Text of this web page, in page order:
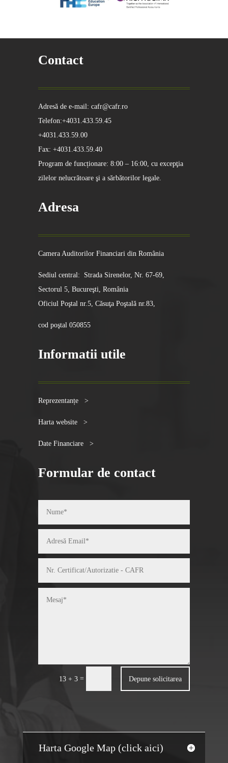
Contact
Adresă de e-mail: cafr@cafr.ro
Telefon:+4031.433.59.45
+4031.433.59.00
Fax: +4031.433.59.40
Program de funcționare: 8:00 – 16:00, cu excepţia
zilelor nelucrătoare şi a sărbătorilor legale.
Adresa
Camera Auditorilor Financiari din România
Sediul central: Strada Sirenelor, Nr. 67-69,
Sectorul 5, Bucureşti, România
Oficiul Poştal nr.5, Căsuţa Poştală nr.83,
cod poştal 050855
Informatii utile
Reprezentanțe >
Harta website >
Date Financiare >
Formular de contact
13 + 3 = Depune solicitarea
Harta Google Map (click aici)